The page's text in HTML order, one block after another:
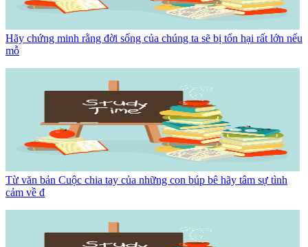
Hãy chứng minh rằng đời sống của chúng ta sẽ bị tổn hại rất lớn nếu
mỗ
Từ văn bản Cuộc chia tay của những con búp bê hãy tâm sự tình
cảm về đ